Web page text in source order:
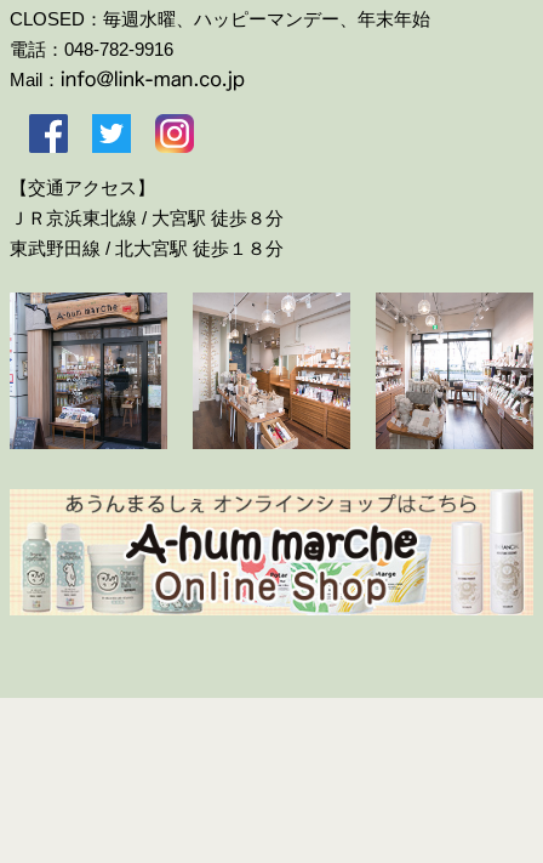
CLOSED：毎週水曜、ハッピーマンデー、年末年始
電話：048-782-9916
Mail：
【交通アクセス】
ＪＲ京浜東北線 / 大宮駅 徒歩８分
東武野田線 / 北大宮駅 徒歩１８分